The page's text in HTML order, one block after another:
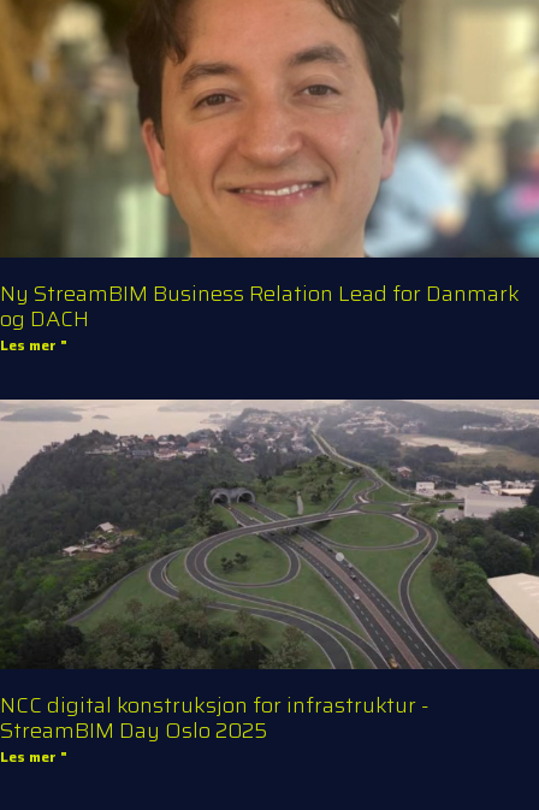
Ny StreamBIM Business Relation Lead for Danmark
og DACH
Les mer "
NCC digital konstruksjon for infrastruktur -
StreamBIM Day Oslo 2025
Les mer "